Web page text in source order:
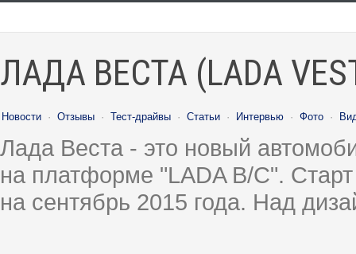
ЛАДА ВЕСТА (LADA
Новости · Отзывы · Тест-драйвы · Статьи · Интервью · Фото ·
Лада Веста - это новый
на платформе "LADA B/C".
на сентябрь 2015 года. Над